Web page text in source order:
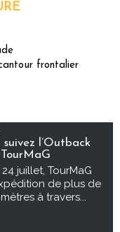
frontalier
l’Outback
juillet, TourMaG
de plus de
à travers...